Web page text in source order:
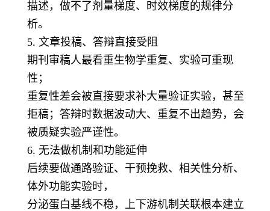
描述，做不了剂量梯度、时效梯度的规律分
析。
5. 文章投稿、答辩直接受阻
期刊审稿人最看重生物学重复、实验可重现
性；
重复性差会被直接要求补大量验证实验，甚至
拒稿；答辩时数据波动大、重复不出趋势，会
被质疑实验严谨性。
6. 无法做机制和功能延伸
后续要做通路验证、干预挽救、相关性分析、
体外功能实验时，
分泌蛋白基线不稳，上下游机制关联根本建立